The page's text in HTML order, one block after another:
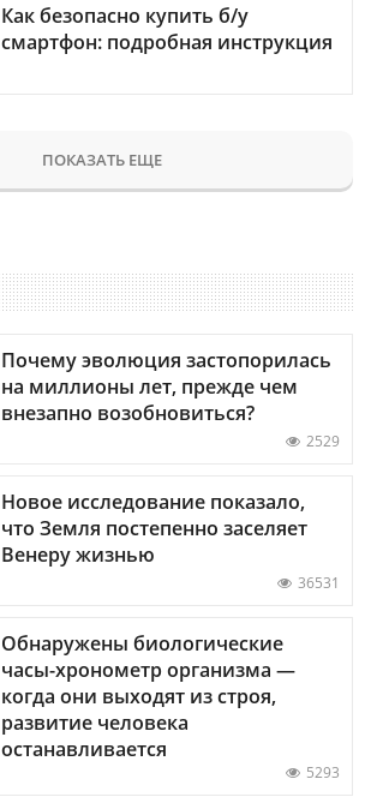
Как безопасно купить б/у
смартфон: подробная инструкция
ПОКАЗАТЬ ЕЩЕ
Почему эволюция застопорилась
на миллионы лет, прежде чем
внезапно возобновиться?
2529
Новое исследование показало,
что Земля постепенно заселяет
Венеру жизнью
36531
Обнаружены биологические
часы-хронометр организма —
когда они выходят из строя,
развитие человека
останавливается
5293